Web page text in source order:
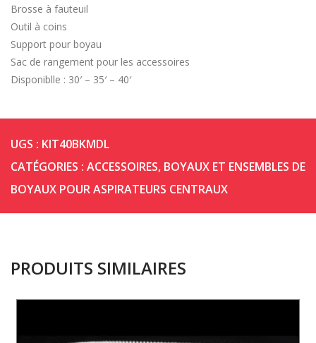
Brosse à fauteuil
Outil à coins
Support pour boyau
Sac de rangement pour les accessoires
Disponiblle : 30′ – 35′ – 40′
UGS : KIT40BKMDL
CATÉGORIES : ACCESSOIRES, BOYAUX ET ENSEMBLES DE
BOYAUX POUR ASPIRATEURS CENTRAUX
PRODUITS SIMILAIRES